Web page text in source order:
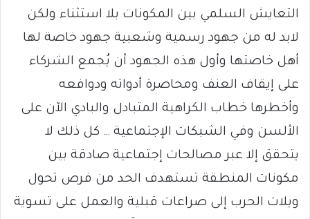
التعايش السلمي بين المكونات بلا استثناء ولكن
لابد له من جهود رسمية وشعبية جهود خاصة لها
أهل خاصتها وأول هذه الجهود أن يُجمع الشركاء
على إيقاف العنف ومحاصرة أدواته ودوافعه
وأخطرها خطاب الكراهية المتبادل والبادي الآن على
الألسن وفي الشبكات الإجتماعية … كل ذلك لا
يتحقق إلا عبر مصالحات إجتماعية صادقة بين
مكونات المنطقة تستهدف الحد من فرص تحول
ويلات الحرب إلى صراعات قبلية والعمل على تسوية